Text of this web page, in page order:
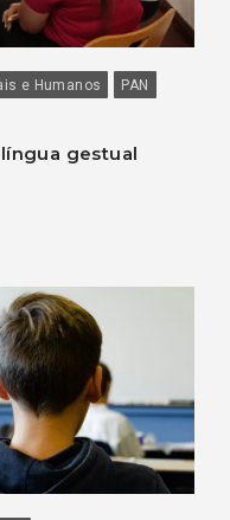
e Humanos
PAN
gestual